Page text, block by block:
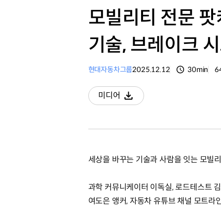
모빌리티 전문
기술, 브레이크
현대자동차그룹2025.12.12 30min
미디어
다운로드
세상을 바꾸는 기술과 사람을 잇는 모빌
과학 커뮤니케이터 이독실, 로드테스트
여도은 앵커‬, 자동차 유튜브 채널 모트라